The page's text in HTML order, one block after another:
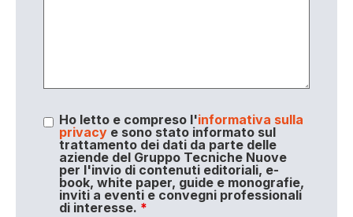
Ho letto e compreso l'informativa sulla
privacye sono stato informato sul
trattamento dei dati da parte delle
aziende del Gruppo Tecniche Nuove
per l'invio di contenuti editoriali, e-
book, white paper, guide e monografie,
inviti a eventi e convegni professionali
di interesse. *